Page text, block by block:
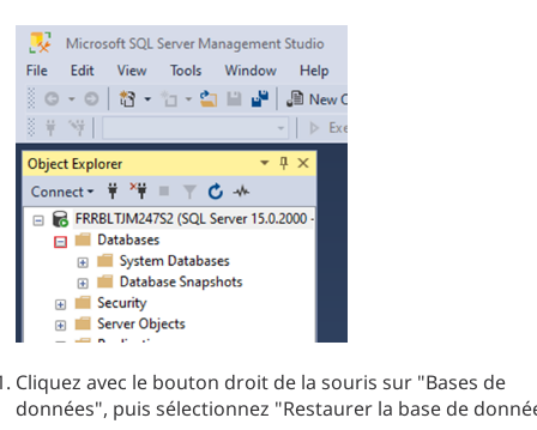
Cliquez avec le bouton droit de la souris sur "Bases de
données", puis sélectionnez "Restaurer la base de